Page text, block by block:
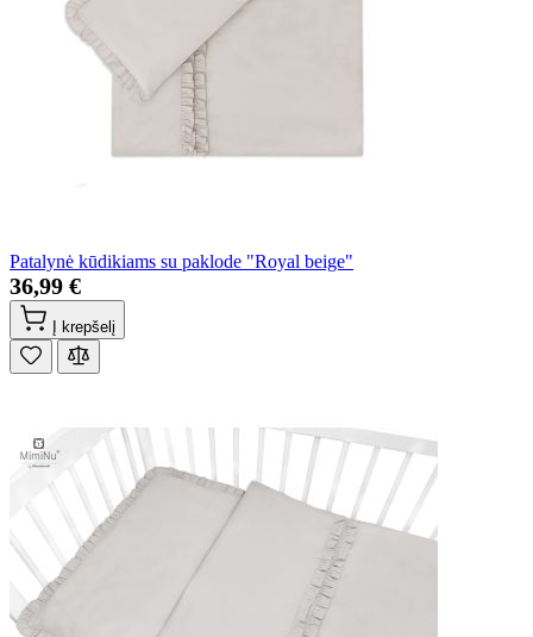
Patalynė kūdikiams su paklode "Royal beige"
36,99 €
Į krepšelį